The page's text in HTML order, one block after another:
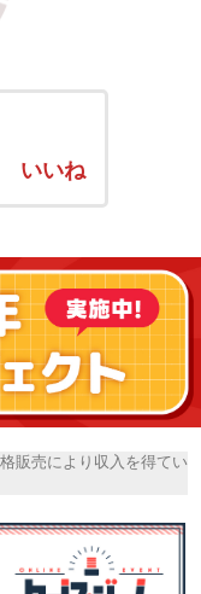
いいね
販売により収入を得てい